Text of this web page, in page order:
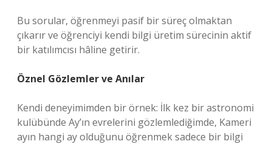
Bu sorular, öğrenmeyi pasif bir süreç olmaktan
çıkarır ve öğrenciyi kendi bilgi üretim sürecinin aktif
bir katılımcısı hâline getirir.
Öznel Gözlemler ve Anılar
Kendi deneyimimden bir örnek: İlk kez bir astronomi
kulübünde Ay’ın evrelerini gözlemlediğimde, Kameri
ayın hangi ay olduğunu öğrenmek sadece bir bilgi